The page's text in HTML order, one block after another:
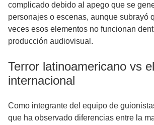
complicado debido al apego que se
personajes o escenas, aunque subrayó
veces esos elementos no funcionan
producción audiovisual.
Terror latinoamericano vs el
internacional
Como integrante del equipo de
que ha observado diferencias entre la